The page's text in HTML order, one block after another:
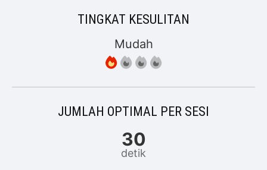
TINGKAT KESULITAN
Mudah
JUMLAH OPTIMAL PER SESI
30
detik